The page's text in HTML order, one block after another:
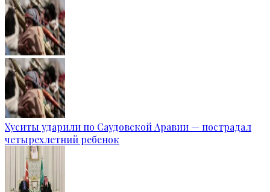
Хуситы ударили по Саудовской Аравии — пострадал
четырехлетний ребенок